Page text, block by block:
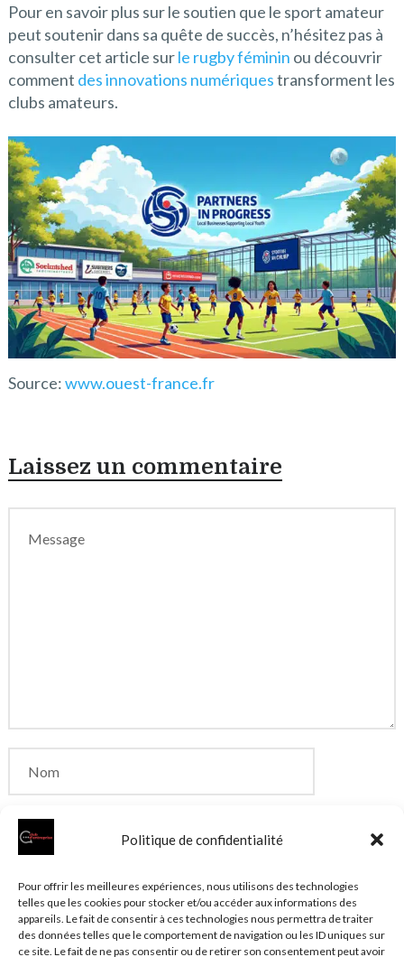
Politique de confidentialité
Pour offrir les meilleures expériences, nous utilisons des technologies
telles que les cookies pour stocker et/ou accéder aux informations des
appareils. Le fait de consentir à ces technologies nous permettra de traiter
des données telles que le comportement de navigation ou les ID uniques sur
ce site. Le fait de ne pas consentir ou de retirer son consentement peut avoir
Pour en savoir plus sur le soutien que le sport amateur
peut soutenir dans sa quête de succès, n’hésitez pas à
consulter cet article surle rugby féminin ou découvrir
comment des innovations numériquestransforment les
clubs amateurs.
Source:www.ouest-france.fr
Laissez un commentaire
Enregistrer mon nom, mon e-mail et mon site dans
le navigateur pour mon prochain commentaire.